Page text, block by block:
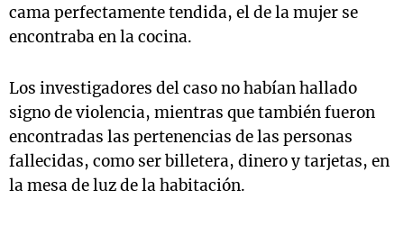
cama perfectamente tendida, el de la mujer se
encontraba en la cocina.
Los investigadores del caso no habían hallado
signo de violencia, mientras que también fueron
encontradas las pertenencias de las personas
fallecidas, como ser billetera, dinero y tarjetas, en
la mesa de luz de la habitación.